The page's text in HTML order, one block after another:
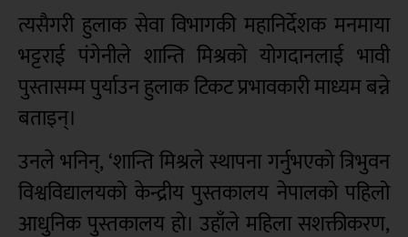
त्यसैगरी हुलाक सेवा विभागकी महानिर्देशक मनमाया
भट्टराई पंगेनीले शान्ति मिश्रको योगदानलाई भावी
पुस्तासम्म पुर्याउन हुलाक टिकट प्रभावकारी माध्यम बन्ने
बताइन्।
उनले भनिन्, ‘शान्ति मिश्रले स्थापना गर्नुभएको त्रिभुवन
विश्वविद्यालयको केन्द्रीय पुस्तकालय नेपालको पहिलो
आधुनिक पुस्तकालय हो। उहाँले महिला सशक्तीकरण,